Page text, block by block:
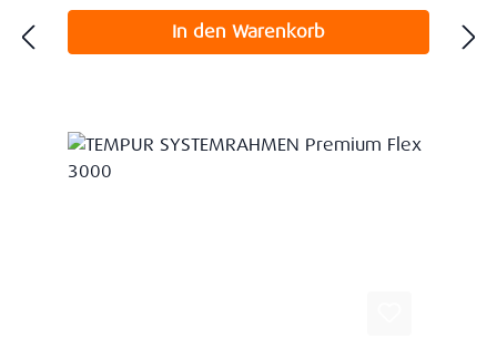
In den Warenkorb